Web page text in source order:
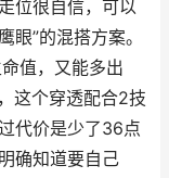
位很自信，可以
眼”的混搭方案。
值，又能多出
这个穿透配合2技
代价是少了36点
确知道要自己